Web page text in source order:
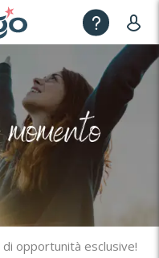
opportunità esclusive!